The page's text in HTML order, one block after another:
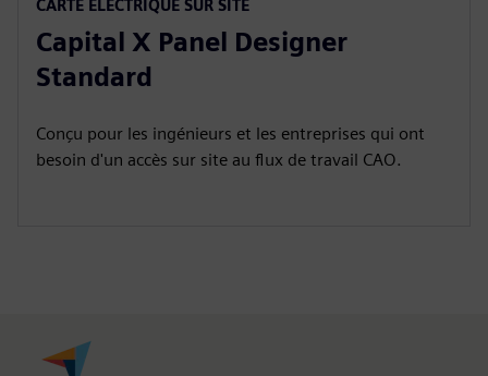
CARTE ÉLECTRIQUE SUR SITE
Capital X Panel Designer
Standard
Conçu pour les ingénieurs et les entreprises qui ont
besoin d'un accès sur site au flux de travail CAO.